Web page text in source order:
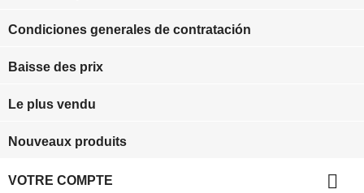
Condiciones generales de contratación
Baisse des prix
Le plus vendu
Nouveaux produits
VOTRE COMPTE 